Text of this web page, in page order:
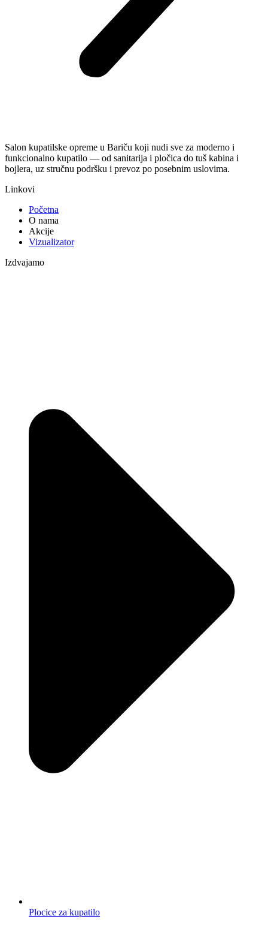
Salon kupatilske opreme u Bariču koji nudi sve za moderno i
funkcionalno kupatilo — od sanitarija i pločica do tuš kabina i
bojlera, uz stručnu podršku i prevoz po posebnim uslovima.
Linkovi
Početna
O nama
Akcije
Vizualizator
Izdvajamo
Plocice za kupatilo